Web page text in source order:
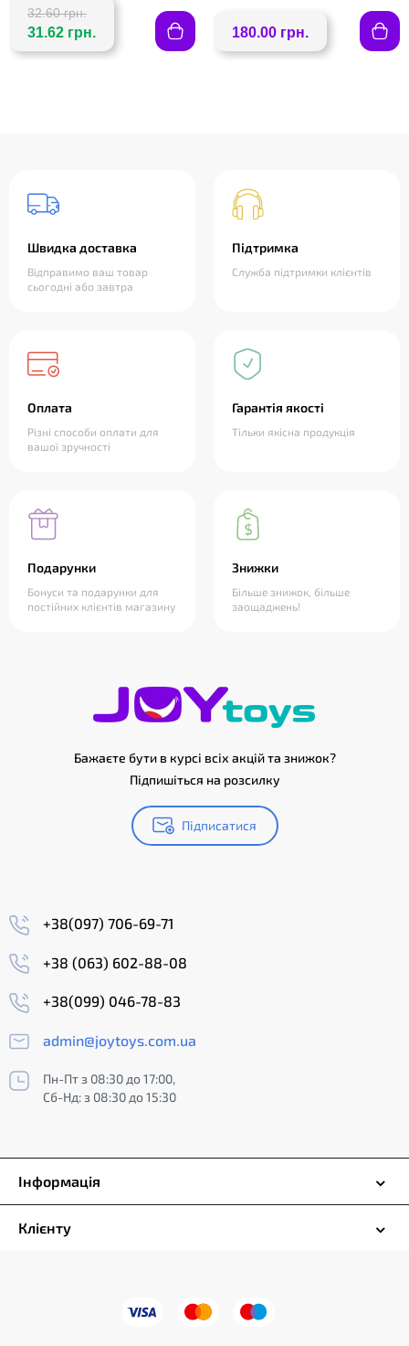
32.60 грн.
31.62 грн. 180.00 грн.
Швидка доставка
Відправимо ваш товар
сьогодні або завтра
Підтримка
Служба підтримки клієнтів
Оплата
Різні способи оплати для
вашої зручності
Гарантія якості
Тільки якісна продукція
Подарунки
Бонуси та подарунки для
постійних клієнтів магазину
Знижки
Більше знижок, більше
заощаджень!
Бажаєте бути в курсі всіх акцій та знижок?
Підпишіться на розсилку
Підписатися
+38(097) 706-69-71
+38 (063) 602-88-08
+38(099) 046-78-83
admin@joytoys.com.ua
Пн-Пт з 08:30 до 17:00,
Сб-Нд: з 08:30 до 15:30
Інформація
Клієнту